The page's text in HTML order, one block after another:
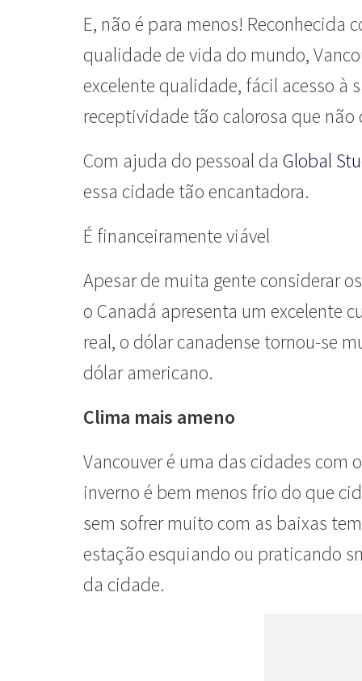
E, não é para menos! Reconhecida
qualidade de vida do mundo,
excelente qualidade, fácil acesso à
receptividade tão calorosa que não
Com ajuda do pessoal da Global
essa cidade tão encantadora.
É financeiramente viável
Apesar de muita gente considerar
o Canadá apresenta um excelente
real, o dólar canadense tornou-se
dólar americano.
Clima mais ameno
Vancouver é uma das cidades com
inverno é bem menos frio do que
sem sofrer muito com as baixas
estação esquiando ou praticando
da cidade.